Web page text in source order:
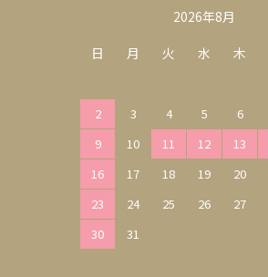
2026年8月
日
月 火 水 木
2
3 4 5 6
9
10 11 12 13
16
17 18 19 20
23
24 25 26 27
30
31